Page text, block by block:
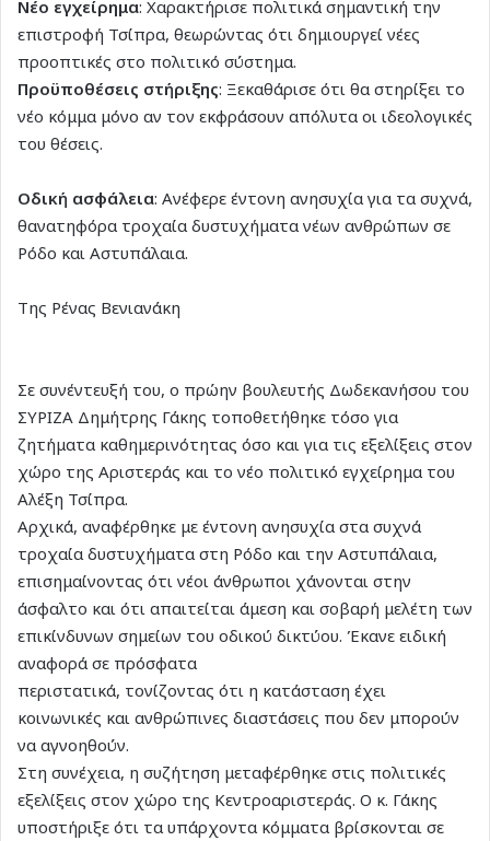
Νέο εγχείρημα: Χαρακτήρισε πολιτικά σημαντική την
επιστροφή Τσίπρα, θεωρώντας ότι δημιουργεί νέες
προοπτικές στο πολιτικό σύστημα.
Προϋποθέσεις στήριξης: Ξεκαθάρισε ότι θα στηρίξει το
νέο κόμμα μόνο αν τον εκφράσουν απόλυτα οι ιδεολογικές
του θέσεις.
Οδική ασφάλεια: Ανέφερε έντονη ανησυχία για τα συχνά,
θανατηφόρα τροχαία δυστυχήματα νέων ανθρώπων σε
Ρόδο και Αστυπάλαια.
Της Ρένας Βενιανάκη
Σε συνέντευξή του, ο πρώην βουλευτής Δωδεκανήσου του
ΣΥΡΙΖΑ Δημήτρης Γάκης τοποθετήθηκε τόσο για
ζητήματα καθημερινότητας όσο και για τις εξελίξεις στον
χώρο της Αριστεράς και το νέο πολιτικό εγχείρημα του
Αλέξη Τσίπρα.
Αρχικά, αναφέρθηκε με έντονη ανησυχία στα συχνά
τροχαία δυστυχήματα στη Ρόδο και την Αστυπάλαια,
επισημαίνοντας ότι νέοι άνθρωποι χάνονται στην
άσφαλτο και ότι απαιτείται άμεση και σοβαρή μελέτη των
επικίνδυνων σημείων του οδικού δικτύου. Έκανε ειδική
αναφορά σε πρόσφατα
περιστατικά, τονίζοντας ότι η κατάσταση έχει
κοινωνικές και ανθρώπινες διαστάσεις που δεν μπορούν
να αγνοηθούν.
Στη συνέχεια, η συζήτηση μεταφέρθηκε στις πολιτικές
εξελίξεις στον χώρο της Κεντροαριστεράς. Ο κ. Γάκης
υποστήριξε ότι τα υπάρχοντα κόμματα βρίσκονται σε